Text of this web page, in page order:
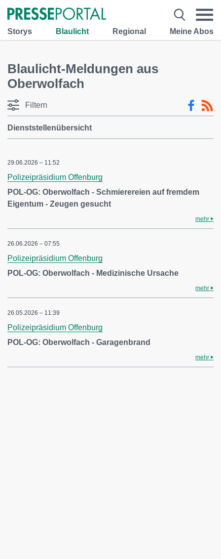
Storys Blaulicht Regional Meine Abos
Blaulicht-Meldungen aus
Oberwolfach
Filtern
Dienststellenübersicht
29.06.2026 – 11:52
Polizeipräsidium Offenburg
POL-OG: Oberwolfach - Schmierereien auf fremdem
Eigentum - Zeugen gesucht
mehr
26.06.2026 – 07:55
Polizeipräsidium Offenburg
POL-OG: Oberwolfach - Medizinische Ursache
mehr
26.05.2026 – 11:39
Polizeipräsidium Offenburg
POL-OG: Oberwolfach - Garagenbrand
mehr